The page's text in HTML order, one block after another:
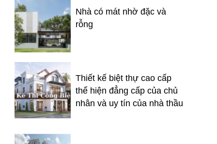
Nhà có mát nhờ đặc và
rỗng
Thiết kế biệt thự cao cấp
thể hiện đẳng cấp của chủ
nhân và uy tín của nhà thầu